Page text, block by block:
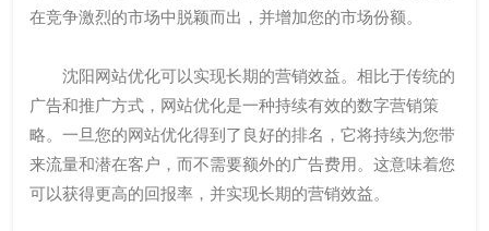
在竞争激烈的市场中脱颖而出，并增加您的市场份额。
沈阳网站优化可以实现长期的营销效益。相比于传统的
广告和推广方式，网站优化是一种持续有效的数字营销策
略。一旦您的网站优化得到了良好的排名，它将持续为您带
来流量和潜在客户，而不需要额外的广告费用。这意味着您
可以获得更高的回报率，并实现长期的营销效益。